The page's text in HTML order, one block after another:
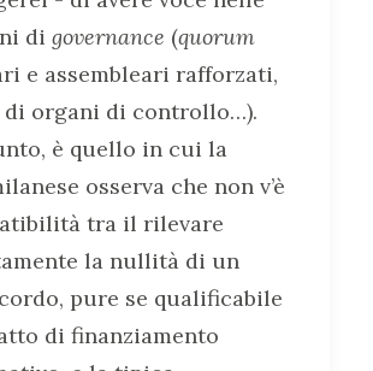
di governance (quorum
e assembleari rafforzati,
di organi di controllo…).
è quello in cui la
osserva che non v’è
tra il rilevare
la nullità di un
pure se qualificabile
di finanziamento